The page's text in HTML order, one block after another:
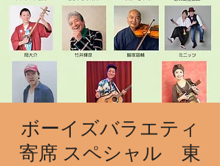
ボーイズバラエティ
寄席 スペシャル 東